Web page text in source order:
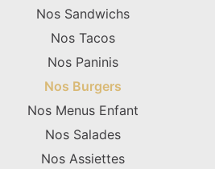
Nos Sandwichs
Nos Tacos
Nos Paninis
Nos Burgers
Nos Menus Enfant
Nos Salades
Nos Assiettes